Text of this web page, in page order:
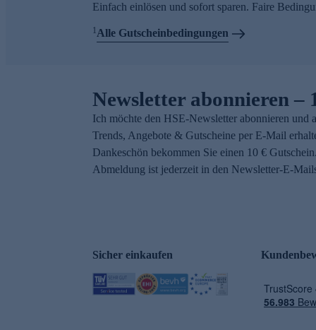
Einfach einlösen und sofort sparen. Faire
1Alle Gutscheinbedingungen
Newsletter abonnieren –
Ich möchte den HSE-Newsletter abonnieren und
Trends, Angebote & Gutscheine per E-Mail
Dankeschön bekommen Sie einen 10 €
Abmeldung ist jederzeit in den Newsletter-E-
Sicher einkaufen